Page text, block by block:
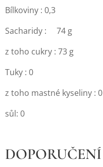
Bílkoviny : 0,3
Sacharidy : 74 g
z toho cukry : 73 g
Tuky : 0
z toho mastné kyseliny : 0
sůl: 0